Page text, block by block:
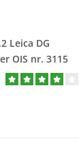
Leica DG
OIS nr. 3115